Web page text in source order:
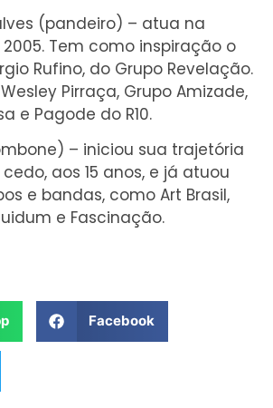
(pandeiro) – atua na
Tem como inspiração o
Rufino, do Grupo Revelação.
Pirraça, Grupo Amizade,
e Pagode do R10.
– iniciou sua trajetória
aos 15 anos, e já atuou
e bandas, como Art Brasil,
e Fascinação.
Facebook